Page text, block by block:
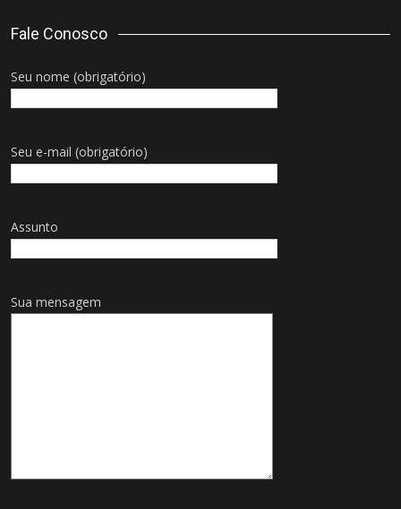
Fale Conosco
Seu nome (obrigatório)
Seu e-mail (obrigatório)
Assunto
Sua mensagem